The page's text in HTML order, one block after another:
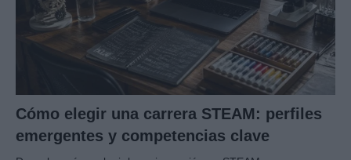
Cómo elegir una carrera STEAM: perfiles
emergentes y competencias clave